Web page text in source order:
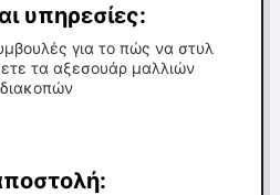
υπηρεσίες:
για το πώς να στυλ
τα αξεσουάρ μαλλιών